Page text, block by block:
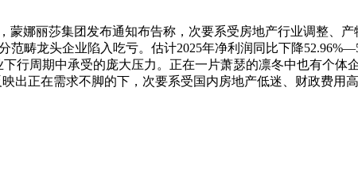
娜丽莎集团发布通知布告称，次要系受房地产行业调整、
畴龙头企业陷入吃亏。估计2025年净利润同比下降
行周期中承受的庞大压力。正在一片萧瑟的凛冬中也有个体
出正在需求不脚的下，次要系受国内房地产低迷、财政费用